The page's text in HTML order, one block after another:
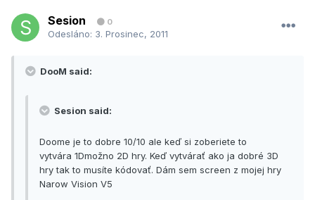
Sesion 0
Odesláno: 3. Prosinec, 2011
DooM said:
Sesion said:
Doome je to dobre 10/10 ale keď si zoberiete to
vytvára 1Dmožno 2D hry. Keď vytvárať ako ja dobré 3D
hry tak to musíte kódovať. Dám sem screen z mojej hry
Narow Vision V5